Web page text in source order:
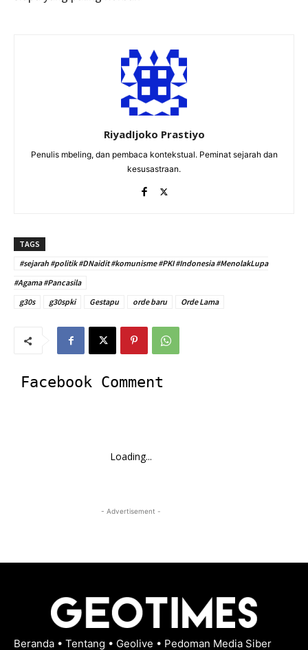
RiyadIjoko Prastiyo
Penulis mbeling, dan pembaca kontekstual. Peminat sejarah dan
kesusastraan.
TAGS
#sejarah #politik #DNaidit #komunisme #PKI #Indonesia #MenolakLupa
#Agama #Pancasila
g30s
g30spki Gestapu orde baru Orde Lama
Facebook Comment
Loading...
- Advertisement -
Beranda • Tentang • Geolive • Pedoman Media Siber